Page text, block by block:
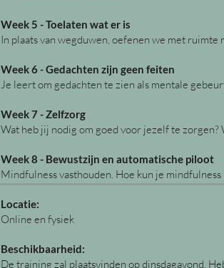
Week 5 - Toelaten wat er is
In plaats van wegduwen, oefenen we met
Week 6 - Gedachten zijn geen feiten
Je leert om gedachten te zien als mentale
Week 7 - Zelfzorg
Wat heb jij nodig om goed voor jezelf te
Week 8 - Bewustzijn en automatische piloot
Mindfulness vasthouden. Hoe kun je
Locatie:
Online en fysiek
Beschikbaarheid:
De training zal plaatsvinden op dinsdagavond.